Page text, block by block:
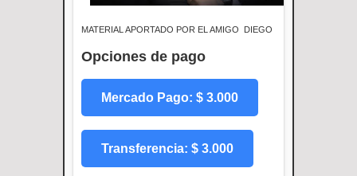
MATERIAL APORTADO POR EL AMIGO DIEGO
Opciones de pago
Mercado Pago: $ 3.000
Transferencia: $ 3.000